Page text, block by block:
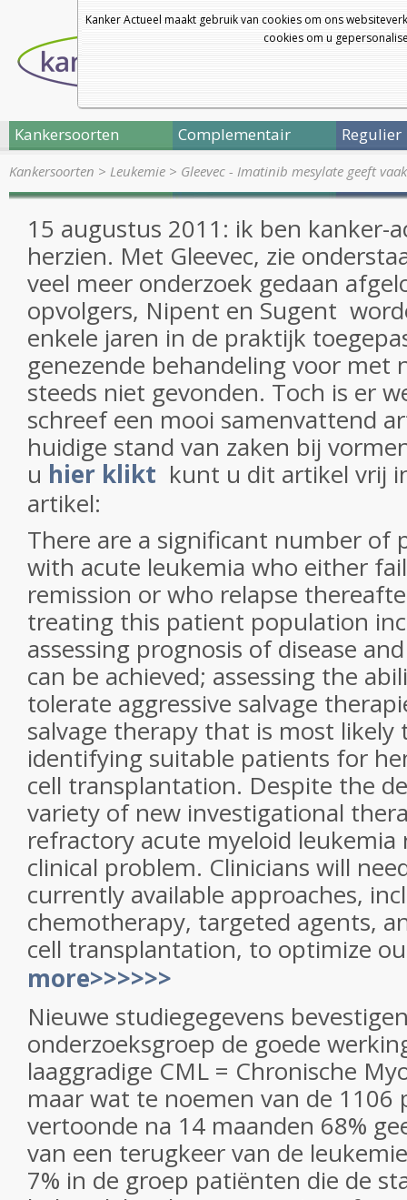
Kanker Actueel maakt gebruik van cookies om ons
cookies om u
Kankersoorten Complementair Regulier
Kankersoorten > Leukemie > Gleevec - Imatinib mesylate geeft
15 augustus 2011: ik ben kanker-
herzien. Met Gleevec, zie
veel meer onderzoek gedaan
opvolgers, Nipent en Sugent
enkele jaren in de praktijk
genezende behandeling voor met
steeds niet gevonden. Toch is er
schreef een mooi samenvattend
huidige stand van zaken bij
u hier klikt kunt u dit artikel vrij
artikel:
There are a significant number of
with acute leukemia who either
remission or who relapse
treating this patient population
assessing prognosis of disease
can be achieved; assessing the
tolerate aggressive salvage
salvage therapy that is most likely
identifying suitable patients for
cell transplantation. Despite the
variety of new investigational
refractory acute myeloid
clinical problem. Clinicians will
currently available approaches,
chemotherapy, targeted agents,
cell transplantation, to optimize
more>>>>>>
Nieuwe studiegegevens
onderzoeksgroep de goede
laaggradige CML = Chronische
maar wat te noemen van de 1106
vertoonde na 14 maanden 68%
van een terugkeer van de
7% in de groep patiënten die de